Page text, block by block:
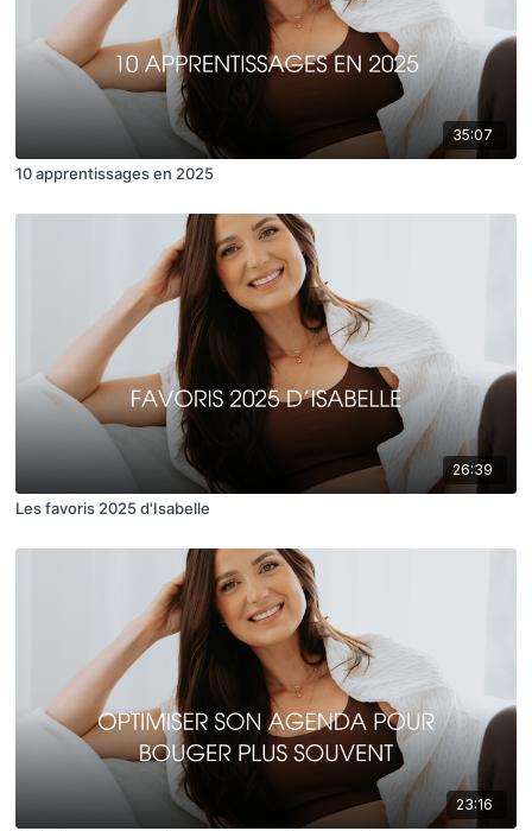
35:07
10 apprentissages en 2025
26:39
Les favoris 2025 d'Isabelle
23:16